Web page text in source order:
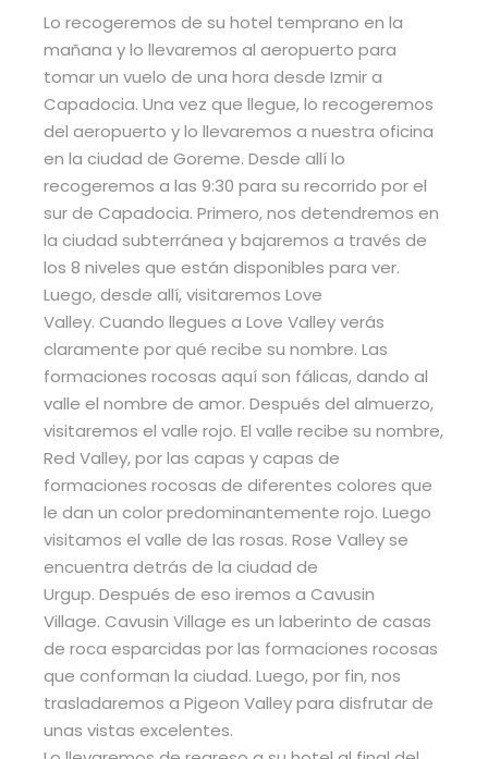
Lo recogeremos de su hotel temprano en la
mañana y lo llevaremos al aeropuerto para
tomar un vuelo de una hora desde Izmir a
Capadocia. Una vez que llegue, lo recogeremos
del aeropuerto y lo llevaremos a nuestra oficina
en la ciudad de Goreme. Desde allí lo
recogeremos a las 9:30 para su recorrido por el
sur de Capadocia. Primero, nos detendremos en
la ciudad subterránea y bajaremos a través de
los 8 niveles que están disponibles para ver.
Luego, desde allí, visitaremos Love
Valley. Cuando llegues a Love Valley verás
claramente por qué recibe su nombre. Las
formaciones rocosas aquí son fálicas, dando al
valle el nombre de amor. Después del almuerzo,
visitaremos el valle rojo. El valle recibe su nombre,
Red Valley, por las capas y capas de
formaciones rocosas de diferentes colores que
le dan un color predominantemente rojo. Luego
visitamos el valle de las rosas. Rose Valley se
encuentra detrás de la ciudad de
Urgup. Después de eso iremos a Cavusin
Village. Cavusin Village es un laberinto de casas
de roca esparcidas por las formaciones rocosas
que conforman la ciudad. Luego, por fin, nos
trasladaremos a Pigeon Valley para disfrutar de
unas vistas excelentes.